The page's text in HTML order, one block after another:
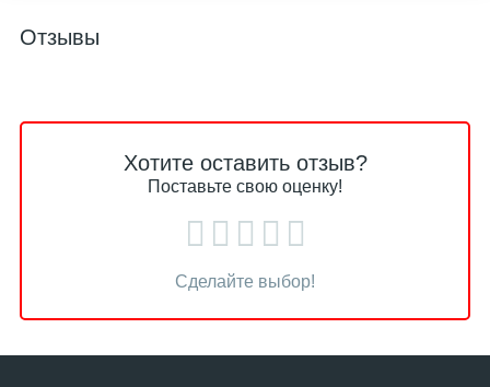
Отзывы
Хотите оставить отзыв?
Поставьте свою оценку!
Сделайте выбор!